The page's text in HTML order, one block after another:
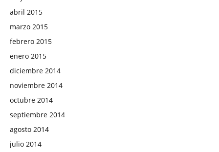
abril 2015
marzo 2015
febrero 2015
enero 2015
diciembre 2014
noviembre 2014
octubre 2014
septiembre 2014
agosto 2014
julio 2014